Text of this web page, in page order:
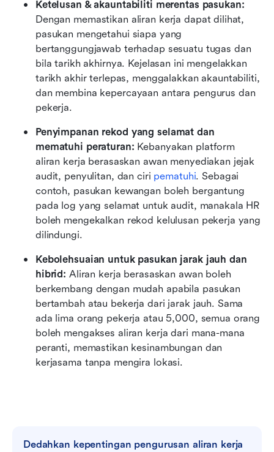
Dengan memastikan aliran kerja dapat dilihat,
pasukan mengetahui siapa yang
bertanggungjawab terhadap sesuatu tugas dan
bila tarikh akhirnya. Kejelasan ini mengelakkan
tarikh akhir terlepas, menggalakkan akauntabiliti,
dan membina kepercayaan antara pengurus dan
pekerja.
Penyimpanan rekod yang selamat dan
mematuhi peraturan: Kebanyakan platform
aliran kerja berasaskan awan menyediakan jejak
audit, penyulitan, dan ciri pematuhi. Sebagai
contoh, pasukan kewangan boleh bergantung
pada log yang selamat untuk audit, manakala HR
boleh mengekalkan rekod kelulusan pekerja yang
dilindungi.
Kebolehsuaian untuk pasukan jarak jauh dan
hibrid: Aliran kerja berasaskan awan boleh
berkembang dengan mudah apabila pasukan
bertambah atau bekerja dari jarak jauh. Sama
ada lima orang pekerja atau 5,000, semua orang
boleh mengakses aliran kerja dari mana-mana
peranti, memastikan kesinambungan dan
kerjasama tanpa mengira lokasi.
Dedahkan kepentingan pengurusan aliran kerja